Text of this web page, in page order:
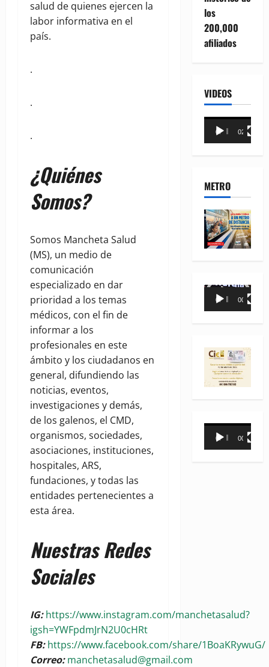
salud de quienes ejercen la
labor informativa en el
país.
.
.
.
¿Quiénes
Somos?
Somos Mancheta Salud
(MS), un medio de
comunicación
especializado en dar
prioridad a los temas
médicos, con el fin de
informar a los
profesionales en este
ámbito y los ciudadanos en
general, difundiendo las
noticias, eventos,
investigaciones y demás,
de los galenos, el CMD,
organismos, sociedades,
asociaciones, instituciones,
hospitales, ARS,
fundaciones, y todas las
entidades pertenecientes a
esta área.
Nuestras Redes
Sociales
IG:https://www.instagram.com/manchetasalud?
igsh=YWFpdmJrN2U0cHRt
FB:https://www.facebook.com/share/1BoaKRywuG/
Correo:manchetasalud@gmail.com
los
200,000
afiliados
VIDEOS
Reproductor
00:00 02:18
METRO
Reproductor
00:00 00:35
Reproductor
00:00 00:31